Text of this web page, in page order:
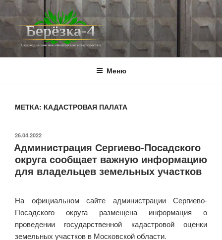
Перейти
к
содержимому
BEREZKA4.RU
СНТ Берёзка-4
Меню
МЕТКА: КАДАСТРОВАЯ ПАЛАТА
ОПУБЛИКОВАНО
26.04.2022
Администрация Сергиево-Посадского
округа сообщает важную информацию
для владельцев земельных участков
На официальном сайте администрации Сергиево-
Посадского округа размещена информация о
проведении государственной кадастровой оценки
земельных участков в Московской области.